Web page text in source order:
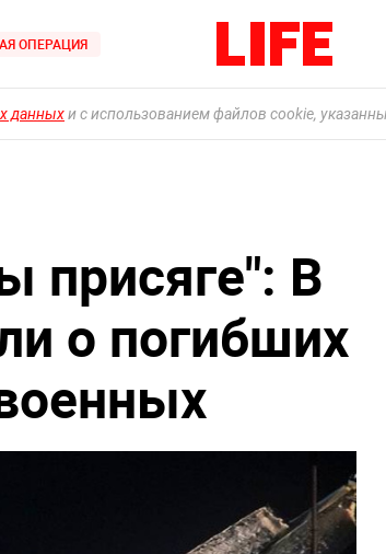
ОПЕРАЦИЯ
данныхи с использованием файлов cookie,
присяге": В
о погибших